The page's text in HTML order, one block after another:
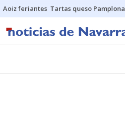
Aoiz feriantes Tartas queso Pamplona